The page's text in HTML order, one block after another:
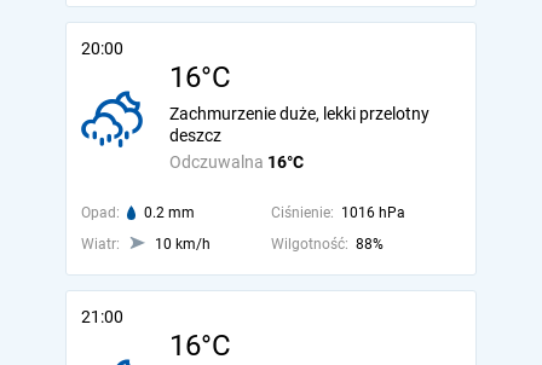
20:00
16°C
Odczuwalna 16°C
Zachmurzenie duże, lekki przelotny
deszcz
Opad: 0.2 mm Ciśnienie: 1016 hPa
Wiatr:
10 km/h Wilgotność: 88%
21:00
16°C